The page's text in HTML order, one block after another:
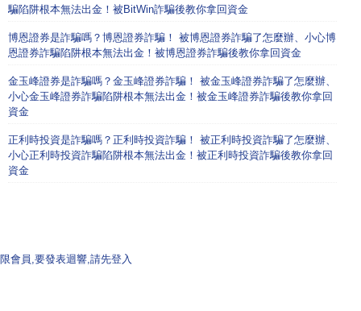
騙陷阱根本無法出金！被BitWin詐騙後教你拿回資金
博恩證券是詐騙嗎？博恩證券詐騙！ 被博恩證券詐騙了怎麼辦、小心博
恩證券詐騙陷阱根本無法出金！被博恩證券詐騙後教你拿回資金
金玉峰證券是詐騙嗎？金玉峰證券詐騙！ 被金玉峰證券詐騙了怎麼辦、
小心金玉峰證券詐騙陷阱根本無法出金！被金玉峰證券詐騙後教你拿回
資金
正利時投資是詐騙嗎？正利時投資詐騙！ 被正利時投資詐騙了怎麼辦、
小心正利時投資詐騙陷阱根本無法出金！被正利時投資詐騙後教你拿回
資金
限會員,要發表迴響,請先登入